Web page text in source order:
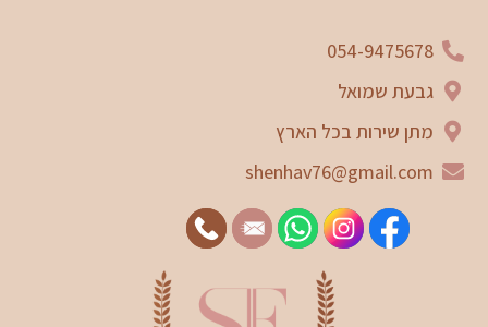
054-9475678
גבעת שמואל
מתן שירות בכל הארץ
shenhav76@gmail.com